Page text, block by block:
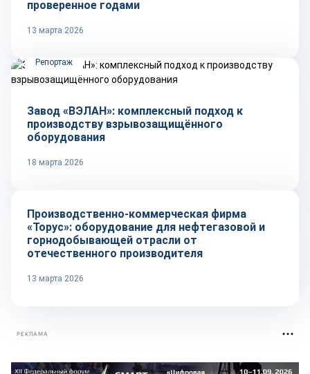
проверенное годами
13 марта 2026
Репортаж
Завод «ВЭЛАН»: комплексный подход к
производству взрывозащищённого
оборудования
18 марта 2026
Репортаж
Производственно-коммерческая фирма
«Торус»: оборудование для нефтегазовой и
горнодобывающей отрасли от
отечественного производителя
13 марта 2026
РЕКЛАМА